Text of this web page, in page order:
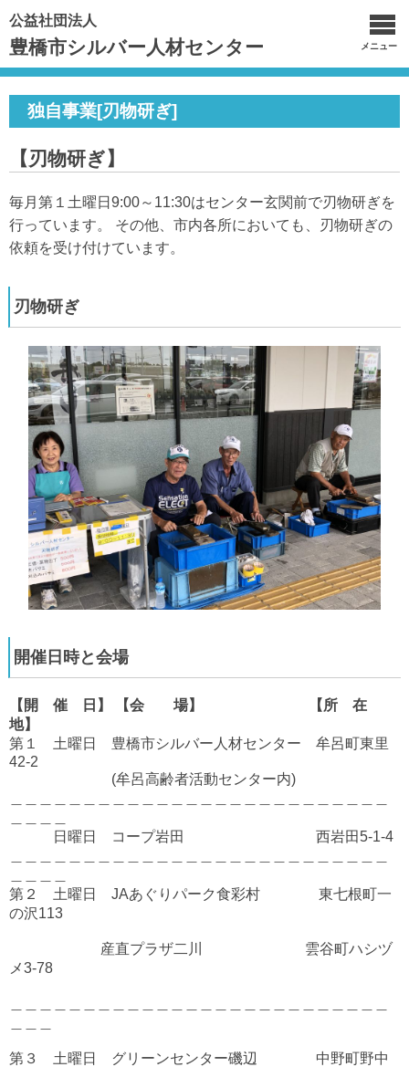
公益社団法人
豊橋市シルバー人材センター メニュー
独自事業[刃物研ぎ]
【刃物研ぎ】
毎月第１土曜日9:00～11:30はセンター玄関前で刃物研ぎを
行っています。 その他、市内各所においても、刃物研ぎの
依頼を受け付けています。
刃物研ぎ
開催日時と会場
【開 催 日】 【会 場】 【所 在
地】
第１ 土曜日 豊橋市シルバー人材センター 牟呂町東里
42-2
(牟呂高齢者活動センター内)
日曜日 コープ岩田 西岩田5-1-4
第２ 土曜日 JAあぐりパーク食彩村 東七根町一
の沢113
産直プラザ二川 雲谷町ハシヅ
メ3-78
第３ 土曜日 グリーンセンター磯辺 中野町野中